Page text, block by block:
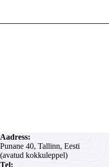
Aadress:
Punane 40, Tallinn, Eesti
(avatud kokkuleppel)
Tel: